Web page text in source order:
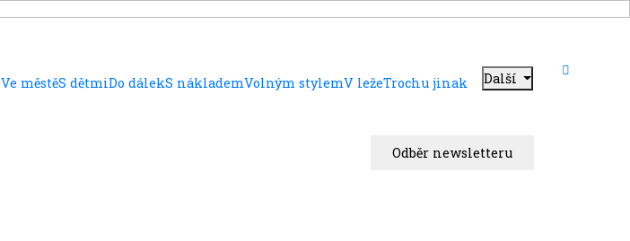
Ve městěS dětmiDo dálekS náklademVolným stylemV ležeTrochu jinak Další
Odběr newsletteru